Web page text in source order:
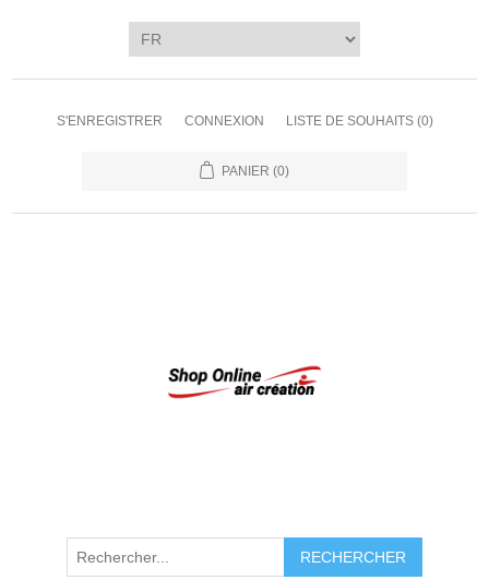
S'ENREGISTRER CONNEXION LISTE DE SOUHAITS (0)
PANIER (0)
RECHERCHER